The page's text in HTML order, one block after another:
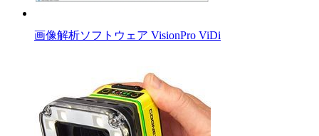
画像解析ソフトウェア VisionPro ViDi